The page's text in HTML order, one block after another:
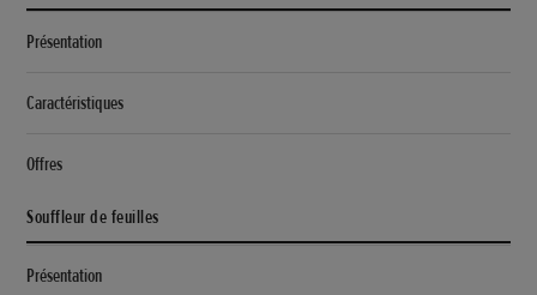
Présentation
Caractéristiques
Offres
Souffleur de feuilles
Présentation